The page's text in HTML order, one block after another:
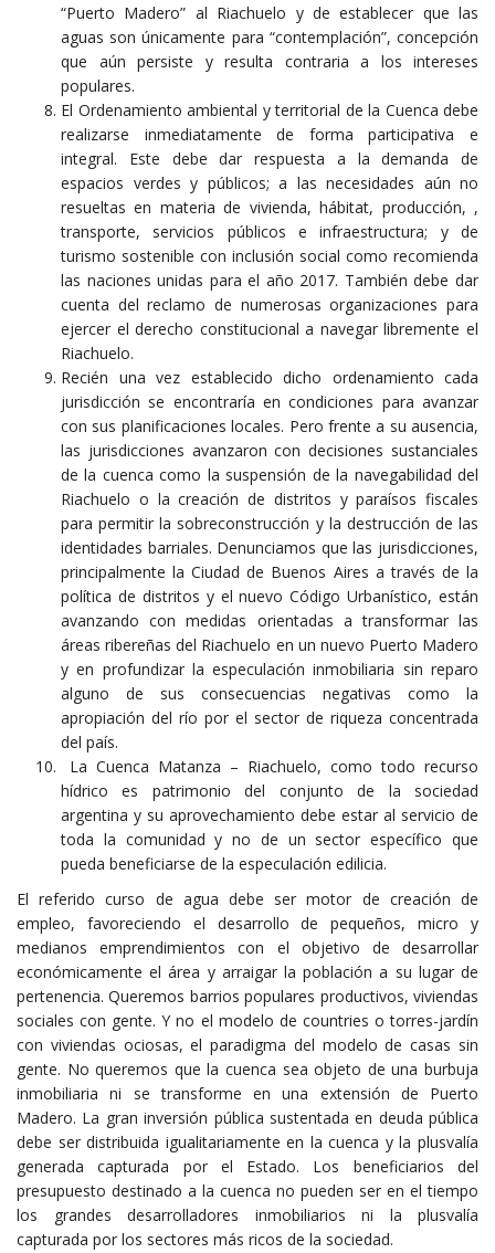
“Puerto Madero” al Riachuelo y de establecer que las
aguas son únicamente para “contemplación”, concepción
que aún persiste y resulta contraria a los intereses
populares.
El Ordenamiento ambiental y territorial de la Cuenca debe
realizarse inmediatamente de forma participativa e
integral. Este debe dar respuesta a la demanda de
espacios verdes y públicos; a las necesidades aún no
resueltas en materia de vivienda, hábitat, producción, ,
transporte, servicios públicos e infraestructura; y de
turismo sostenible con inclusión social como recomienda
las naciones unidas para el año 2017. También debe dar
cuenta del reclamo de numerosas organizaciones para
ejercer el derecho constitucional a navegar libremente el
Riachuelo.
Recién una vez establecido dicho ordenamiento cada
jurisdicción se encontraría en condiciones para avanzar
con sus planificaciones locales. Pero frente a su ausencia,
las jurisdicciones avanzaron con decisiones sustanciales
de la cuenca como la suspensión de la navegabilidad del
Riachuelo o la creación de distritos y paraísos fiscales
para permitir la sobreconstrucción y la destrucción de las
identidades barriales. Denunciamos que las jurisdicciones,
principalmente la Ciudad de Buenos Aires a través de la
política de distritos y el nuevo Código Urbanístico, están
avanzando con medidas orientadas a transformar las
áreas ribereñas del Riachuelo en un nuevo Puerto Madero
y en profundizar la especulación inmobiliaria sin reparo
alguno de sus consecuencias negativas como la
apropiación del río por el sector de riqueza concentrada
del país.
La Cuenca Matanza – Riachuelo, como todo recurso
hídrico es patrimonio del conjunto de la sociedad
argentina y su aprovechamiento debe estar al servicio de
toda la comunidad y no de un sector específico que
pueda beneficiarse de la especulación edilicia.
El referido curso de agua debe ser motor de creación de
empleo, favoreciendo el desarrollo de pequeños, micro y
medianos emprendimientos con el objetivo de desarrollar
económicamente el área y arraigar la población a su lugar de
pertenencia. Queremos barrios populares productivos, viviendas
sociales con gente. Y no el modelo de countries o torres-jardín
con viviendas ociosas, el paradigma del modelo de casas sin
gente. No queremos que la cuenca sea objeto de una burbuja
inmobiliaria ni se transforme en una extensión de Puerto
Madero. La gran inversión pública sustentada en deuda pública
debe ser distribuida igualitariamente en la cuenca y la plusvalía
generada capturada por el Estado. Los beneficiarios del
presupuesto destinado a la cuenca no pueden ser en el tiempo
los grandes desarrolladores inmobiliarios ni la plusvalía
capturada por los sectores más ricos de la sociedad.